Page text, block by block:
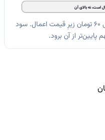
است، نه بالای آن
است — یعنی 60 تومان زیرِ قیمت اعمال. سود
از آن برود.